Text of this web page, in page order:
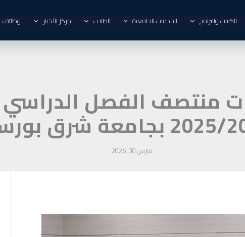
الكليات والبرامج الخدمات الجامعية الطلاب مركز الأخبار وظائف
منتصف الفصل الدراسي
مارس 30, 2026